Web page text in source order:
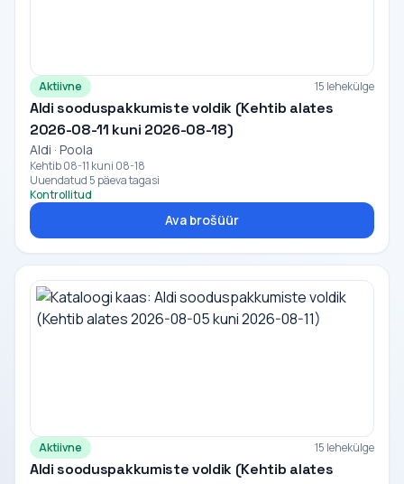
Aktiivne 15 lehekülge
Aldi sooduspakkumiste voldik (Kehtib alates
2026-08-11 kuni 2026-08-18)
Aldi · Poola
Kehtib 08-11 kuni 08-18
Uuendatud 5 päeva tagasi
Kontrollitud
Ava brošüür
Aktiivne 15 lehekülge
Aldi sooduspakkumiste voldik (Kehtib alates